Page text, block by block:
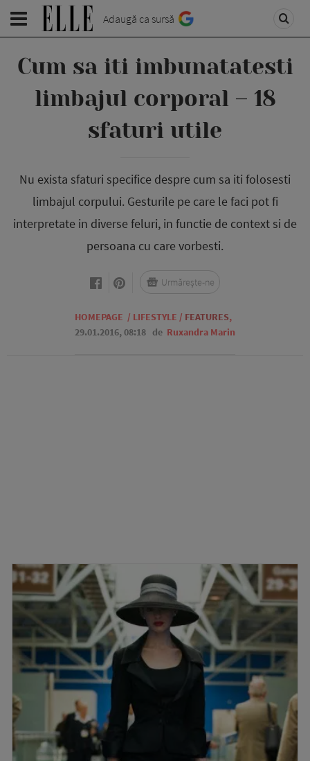
Adaugă ca sursă
Cum sa iti imbunatatesti
limbajul corporal – 18
sfaturi utile
Nu exista sfaturi specifice despre cum sa iti folosesti
limbajul corpului. Gesturile pe care le faci pot fi
interpretate in diverse feluri, in functie de context si de
persoana cu care vorbesti.
HOMEPAGE / LIFESTYLE / FEATURES,
29.01.2016, 08:18 de Ruxandra Marin
Urmărește-ne